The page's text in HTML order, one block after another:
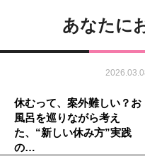
あなたに
休むって、案外難しい？お
風呂を巡りながら考え
た、“新しい休み方”実践
の…